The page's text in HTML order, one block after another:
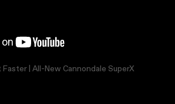
| All-New Cannondale SuperX